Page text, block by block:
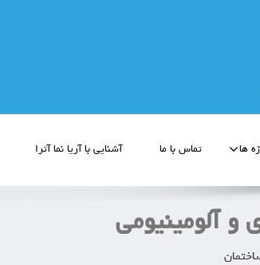
ها تماس با ما آشنایی با آریا نما آترا
و آلومینیومی